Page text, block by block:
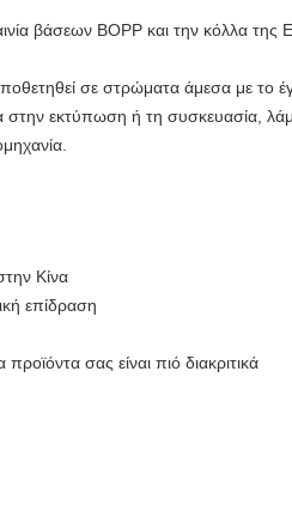
βάσεων BOPP και την κόλλα της
σε στρώματα άμεσα με το
στην εκτύπωση ή τη συσκευασία,
Κίνα
επίδραση
σας είναι πιό διακριτικά